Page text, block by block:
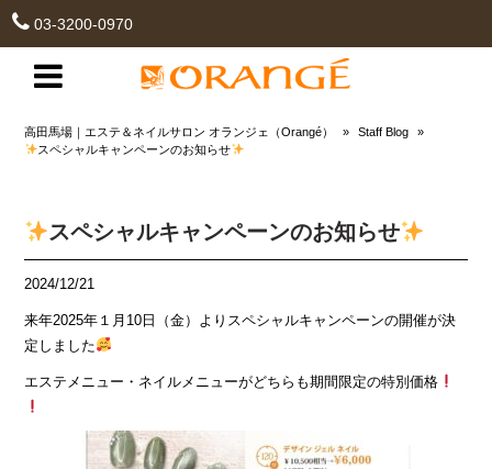
03-3200-0970
高田馬場｜エステ＆ネイルサロン オランジェ（Orangé） » Staff Blog
»
スペシャルキャンペーンのお知らせ
スペシャルキャンペーンのお知らせ
2024/12/21
来年2025年１月10日（金）よりスペシャルキャンペーンの開催が決
定しました
エステメニュー・ネイルメニューがどちらも期間限定の特別価格